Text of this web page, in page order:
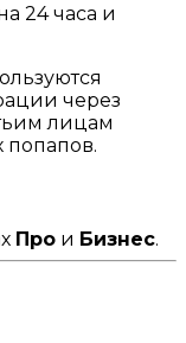
24 часа и
через
лицам
попапов.
Про и Бизнес.